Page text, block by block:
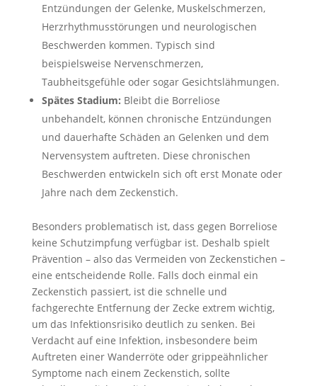
Entzündungen der Gelenke, Muskelschmerzen,
Herzrhythmusstörungen und neurologischen
Beschwerden kommen. Typisch sind
beispielsweise Nervenschmerzen,
Taubheitsgefühle oder sogar Gesichtslähmungen.
Spätes Stadium: Bleibt die Borreliose
unbehandelt, können chronische Entzündungen
und dauerhafte Schäden an Gelenken und dem
Nervensystem auftreten. Diese chronischen
Beschwerden entwickeln sich oft erst Monate oder
Jahre nach dem Zeckenstich.
Besonders problematisch ist, dass gegen Borreliose
keine Schutzimpfung verfügbar ist. Deshalb spielt
Prävention – also das Vermeiden von Zeckenstichen –
eine entscheidende Rolle. Falls doch einmal ein
Zeckenstich passiert, ist die schnelle und
fachgerechte Entfernung der Zecke extrem wichtig,
um das Infektionsrisiko deutlich zu senken. Bei
Verdacht auf eine Infektion, insbesondere beim
Auftreten einer Wanderröte oder grippeähnlicher
Symptome nach einem Zeckenstich, sollte